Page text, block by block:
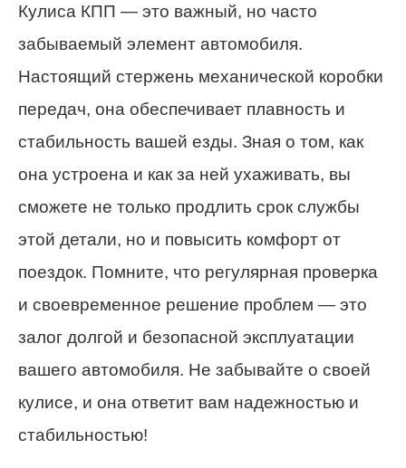
Кулиса КПП — это важный, но часто
забываемый элемент автомобиля.
Настоящий стержень механической коробки
передач, она обеспечивает плавность и
стабильность вашей езды. Зная о том, как
она устроена и как за ней ухаживать, вы
сможете не только продлить срок службы
этой детали, но и повысить комфорт от
поездок. Помните, что регулярная проверка
и своевременное решение проблем — это
залог долгой и безопасной эксплуатации
вашего автомобиля. Не забывайте о своей
кулисе, и она ответит вам надежностью и
стабильностью!